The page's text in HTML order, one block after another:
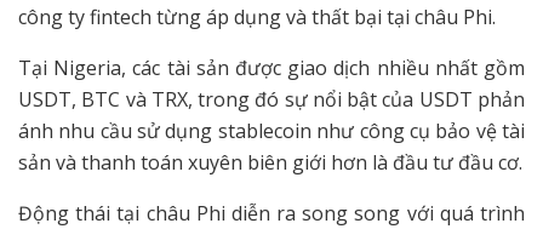
công ty fintech từng áp dụng và thất bại tại châu Phi.
Tại Nigeria, các tài sản được giao dịch nhiều nhất gồm
USDT, BTC và TRX, trong đó sự nổi bật của USDT phản
ánh nhu cầu sử dụng stablecoin như công cụ bảo vệ tài
sản và thanh toán xuyên biên giới hơn là đầu tư đầu cơ.
Động thái tại châu Phi diễn ra song song với quá trình